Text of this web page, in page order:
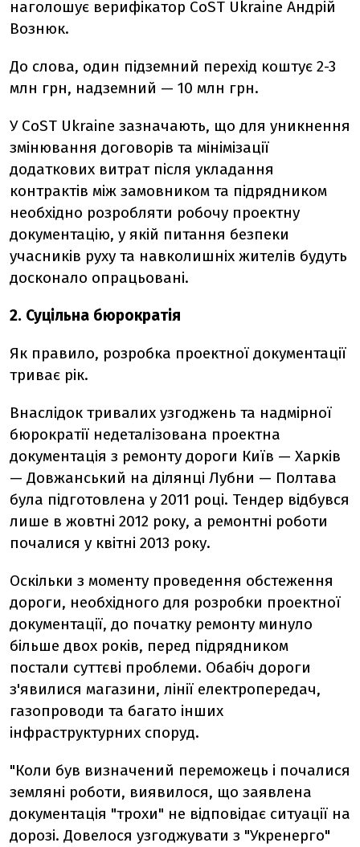
наголошує верифікатор CoST Ukraine Андрій
Вознюк.
До слова, один підземний перехід коштує 2-3
млн грн, надземний — 10 млн грн.
У CoST Ukraine зазначають, що для уникнення
змінювання договорів та мінімізації
додаткових витрат після укладання
контрактів між замовником та підрядником
необхідно розробляти робочу проектну
документацію, у якій питання безпеки
учасників руху та навколишніх жителів будуть
досконало опрацьовані.
2. Суцільна бюрократія
Як правило, розробка проектної документації
триває рік.
Внаслідок тривалих узгоджень та надмірної
бюрократії недеталізована проектна
документація з ремонту дороги Київ — Харків
— Довжанський на ділянці Лубни — Полтава
була підготовлена у 2011 році. Тендер відбувся
лише в жовтні 2012 року, а ремонтні роботи
почалися у квітні 2013 року.
Оскільки з моменту проведення обстеження
дороги, необхідного для розробки проектної
документації, до початку ремонту минуло
більше двох років, перед підрядником
постали суттєві проблеми. Обабіч дороги
з'явилися магазини, лінії електропередач,
газопроводи та багато інших
інфраструктурних споруд.
"Коли був визначений переможець і почалися
земляні роботи, виявилося, що заявлена
документація "трохи" не відповідає ситуації на
дорозі. Довелося узгоджувати з "Укренерго"